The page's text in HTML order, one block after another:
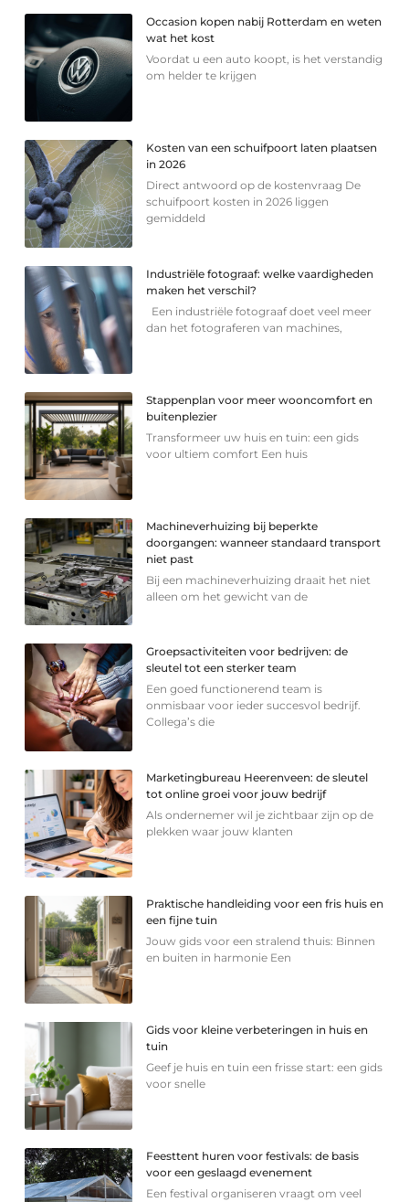
Occasion kopen nabij Rotterdam en weten
wat het kost
Voordat u een auto koopt, is het verstandig
om helder te krijgen
Kosten van een schuifpoort laten plaatsen
in 2026
Direct antwoord op de kostenvraag De
schuifpoort kosten in 2026 liggen
gemiddeld
Industriële fotograaf: welke vaardigheden
maken het verschil?
Een industriële fotograaf doet veel meer
dan het fotograferen van machines,
Stappenplan voor meer wooncomfort en
buitenplezier
Transformeer uw huis en tuin: een gids
voor ultiem comfort Een huis
Machineverhuizing bij beperkte
doorgangen: wanneer standaard transport
niet past
Bij een machineverhuizing draait het niet
alleen om het gewicht van de
Groepsactiviteiten voor bedrijven: de
sleutel tot een sterker team
Een goed functionerend team is
onmisbaar voor ieder succesvol bedrijf.
Collega’s die
Marketingbureau Heerenveen: de sleutel
tot online groei voor jouw bedrijf
Als ondernemer wil je zichtbaar zijn op de
plekken waar jouw klanten
Praktische handleiding voor een fris huis en
een fijne tuin
Jouw gids voor een stralend thuis: Binnen
en buiten in harmonie Een
Gids voor kleine verbeteringen in huis en
tuin
Geef je huis en tuin een frisse start: een gids
voor snelle
Feesttent huren voor festivals: de basis
voor een geslaagd evenement
Een festival organiseren vraagt om veel